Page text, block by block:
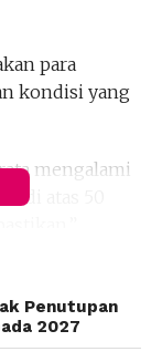
para
kondisi yang
mengalami
di atas 50
ke
Citra Arafiq,
Penutupan
2027